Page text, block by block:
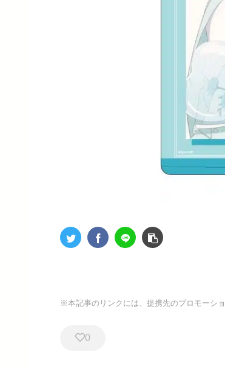
※本記事のリンクには、提携先のプロモーシ
0